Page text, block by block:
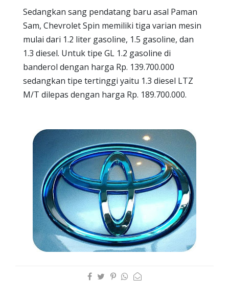
Sedangkan sang pendatang baru asal Paman
Sam, Chevrolet Spin memiliki tiga varian mesin
mulai dari 1.2 liter gasoline, 1.5 gasoline, dan
1.3 diesel. Untuk tipe GL 1.2 gasoline di
banderol dengan harga Rp. 139.700.000
sedangkan tipe tertinggi yaitu 1.3 diesel LTZ
M/T dilepas dengan harga Rp. 189.700.000.